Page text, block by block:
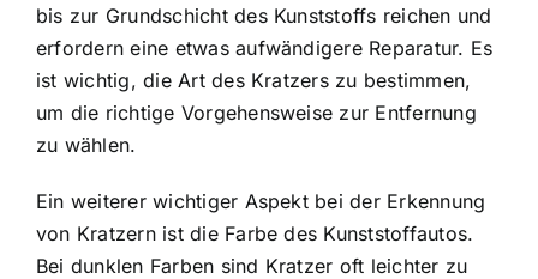
bis zur Grundschicht des Kunststoffs reichen und
erfordern eine etwas aufwändigere Reparatur. Es
ist wichtig, die Art des Kratzers zu bestimmen,
um die richtige Vorgehensweise zur Entfernung
zu wählen.
Ein weiterer wichtiger Aspekt bei der Erkennung
von Kratzern ist die Farbe des Kunststoffautos.
Bei dunklen Farben sind Kratzer oft leichter zu